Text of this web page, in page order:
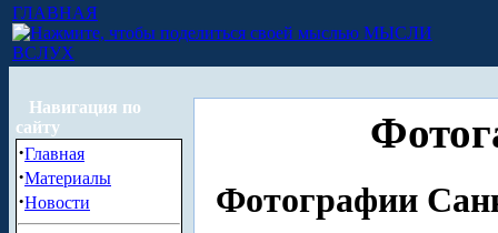
ГЛАВНАЯ
МЫСЛИ
ВСЛУХ
Навигация по
сайту
·Главная
·Материалы
·Новости Фотографии